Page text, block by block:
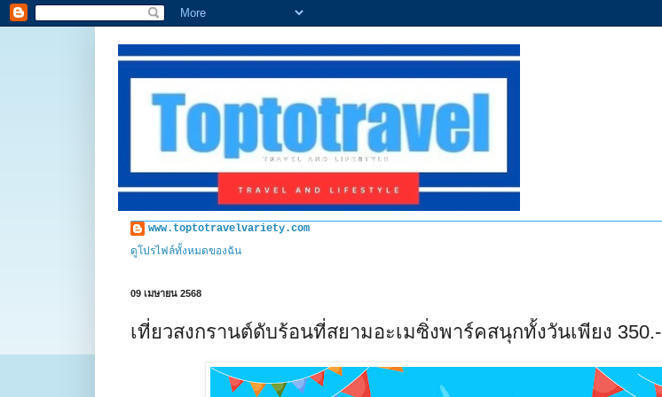
www.toptotravelvariety.com
ดูโปรไฟล์ทั้งหมดของฉัน
09 เมษายน 2568
เที่ยวสงกรานต์ดับร้อนที่สยามอะเมซิ่งพาร์คสนุกทั้งวันเพียง 350.-